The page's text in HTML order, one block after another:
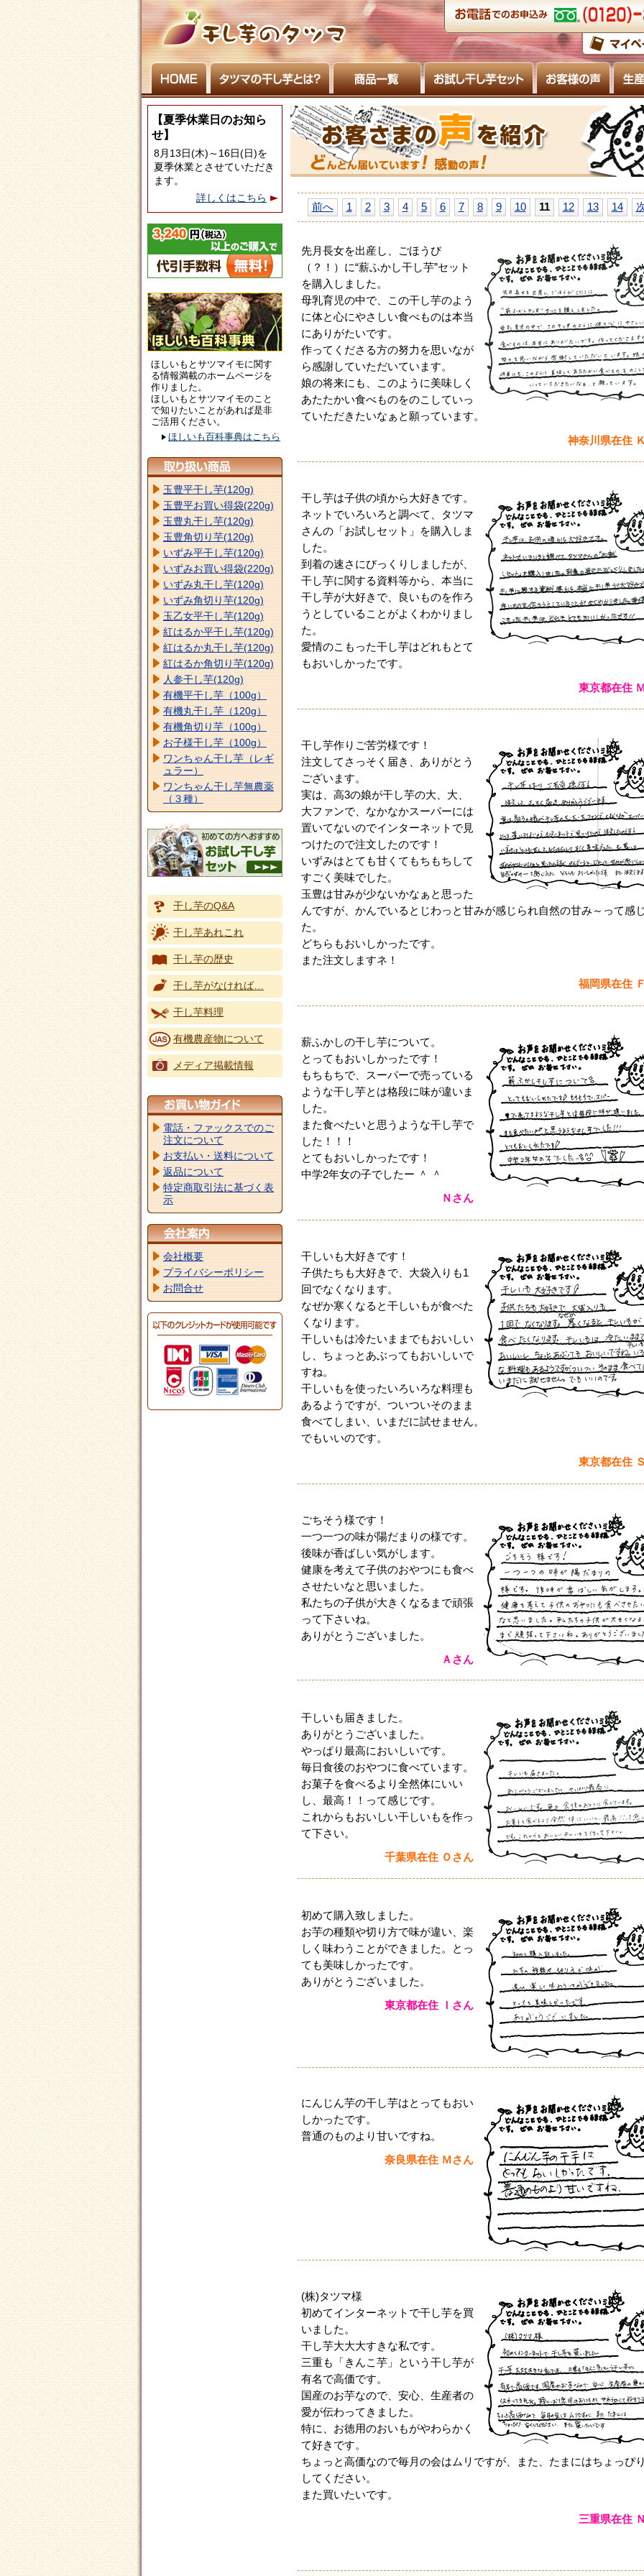
【夏季休業日のお知ら
せ】
8月13日(木)～16日(日)を
夏季休業とさせていただき
ます。
詳しくはこちら
ほしいもとサツマイモに関す
る情報満載のホームページを
作りました。
ほしいもとサツマイモのこと
で知りたいことがあれば是非
ご活用ください。
ほしいも百科事典はこちら
玉豊平干し芋(120g)
玉豊平お買い得袋(220g)
玉豊丸干し芋(120g)
玉豊角切り芋(120g)
いずみ平干し芋(120g)
いずみお買い得袋(220g)
いずみ丸干し芋(120g)
いずみ角切り芋(120g)
玉乙女平干し芋(120g)
紅はるか平干し芋(120g)
紅はるか丸干し芋(120g)
紅はるか角切り芋(120g)
人参干し芋(120g)
有機平干し芋（100g）
有機丸干し芋（120g）
有機角切り芋（100g）
お子様干し芋（100g）
ワンちゃん干し芋（レギ
ュラー）
ワンちゃん干し芋無農薬
（３種）
干し芋のQ&A
干し芋あれこれ
干し芋の歴史
干し芋がなければ…
干し芋料理
有機農産物について
メディア掲載情報
電話・ファックスでのご
注文について
お支払い・送料について
返品について
特定商取引法に基づく表
示
会社概要
プライバシーポリシー
お問合せ
前へ 1 2 3 4 5 6 7 8 9 10 11 12 13 14
先月長女を出産し、ごほうび
（？！）に“薪ふかし干し芋”セット
を購入しました。
母乳育児の中で、この干し芋のよう
に体と心にやさしい食べものは本当
にありがたいです。
作ってくださる方の努力を思いなが
ら感謝していただいています。
娘の将来にも、このように美味しく
あたたかい食べものをのこしていっ
ていただきたいなぁと願っています。
神奈川県在住
干し芋は子供の頃から大好きです。
ネットでいろいろと調べて、タツマ
さんの「お試しセット」を購入しま
した。
到着の速さにびっくりしましたが、
干し芋に関する資料等から、本当に
干し芋が大好きで、良いものを作ろ
うとしていることがよくわかりまし
た。
愛情のこもった干し芋はどれもとて
もおいしかったです。
東京都在住
干し芋作りご苦労様です！
注文してさっそく届き、ありがとう
ございます。
実は、高3の娘が干し芋の大、大、
大ファンで、なかなかスーパーには
置いてないのでインターネットで見
つけたので注文したのです！
いずみはとても甘くてもちもちして
すごく美味でした。
玉豊は甘みが少ないかなぁと思った
んですが、かんでいるとじわっと甘みが感じられ自然の甘み～って感
た。
どちらもおいしかったです。
また注文しますネ！
福岡県在住
薪ふかしの干し芋について。
とってもおいしかったです！
もちもちで、スーパーで売っている
ような干し芋とは格段に味が違いま
した。
また食べたいと思うような干し芋で
した！！！
とてもおいしかったです！
中学2年女の子でしたー ＾ ＾
Ｎさん
干しいも大好きです！
子供たちも大好きで、大袋入りも1
回でなくなります。
なぜか寒くなると干しいもが食べた
くなります。
干しいもは冷たいままでもおいしい
し、ちょっとあぶってもおいしいで
すね。
干しいもを使ったいろいろな料理も
あるようですが、ついついそのまま
食べてしまい、いまだに試せません。
でもいいのです。
東京都在住
ごちそう様です！
一つ一つの味が陽だまりの様です。
後味が香ばしい気がします。
健康を考えて子供のおやつにも食べ
させたいなと思いました。
私たちの子供が大きくなるまで頑張
って下さいね。
ありがとうございました。
Ａさん
干しいも届きました。
ありがとうございました。
やっぱり最高においしいです。
毎日食後のおやつに食べています。
お菓子を食べるより全然体にいい
し、最高！！って感じです。
これからもおいしい干しいもを作っ
て下さい。
千葉県在住 Ｏさん
初めて購入致しました。
お芋の種類や切り方で味が違い、楽
しく味わうことができました。とっ
ても美味しかったです。
ありがとうございました。
東京都在住 Ｉさん
にんじん芋の干し芋はとってもおい
しかったです。
普通のものより甘いですね。
奈良県在住 Ｍさん
(株)タツマ様
初めてインターネットで干し芋を買
いました。
干し芋大大大すきな私です。
三重も「きんこ芋」という干し芋が
有名で高価です。
国産のお芋なので、安心、生産者の
愛が伝わってきました。
特に、お徳用のおいもがやわらかく
て好きです。
ちょっと高価なので毎月の会はムリですが、また、たまにはちょっぴ
してください。
また買いたいです。
三重県在住